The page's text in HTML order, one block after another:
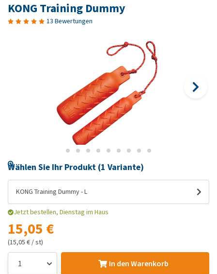
KONG Training Dummy
13 Bewertungen
Wählen Sie Ihr Produkt (1 Variante)
KONG Training Dummy - L
Jetzt bestellen, Dienstag im Haus
15,05 €
(15,05 € / st)
In den Warenkorb